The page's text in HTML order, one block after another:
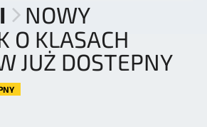
NOWY
O KLASACH
JUŻ DOSTEPNY